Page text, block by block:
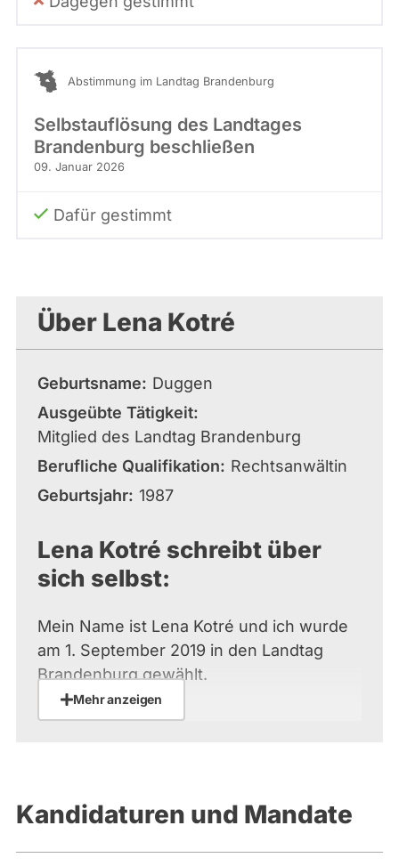
Abstimmung im Landtag Brandenburg
Selbstauflösung des Landtages
Brandenburg beschließen
09. Januar 2026
Dafür gestimmt
Über Lena Kotré
Geburtsname
Duggen
Ausgeübte Tätigkeit
Mitglied des Landtag Brandenburg
Berufliche Qualifikation
Rechtsanwältin
Geburtsjahr 1987
Lena Kotré schreibt über
sich selbst:
Mein Name ist Lena Kotré und ich wurde
am 1. September 2019 in den Landtag
Brandenburg gewählt.
Mein besonderes Interesse gilt der
Unwillen vieler Zuwanderer, sich in
durch fehlende Bereitschaft der
Mehr anzeigen
Kandidaturen und Mandate